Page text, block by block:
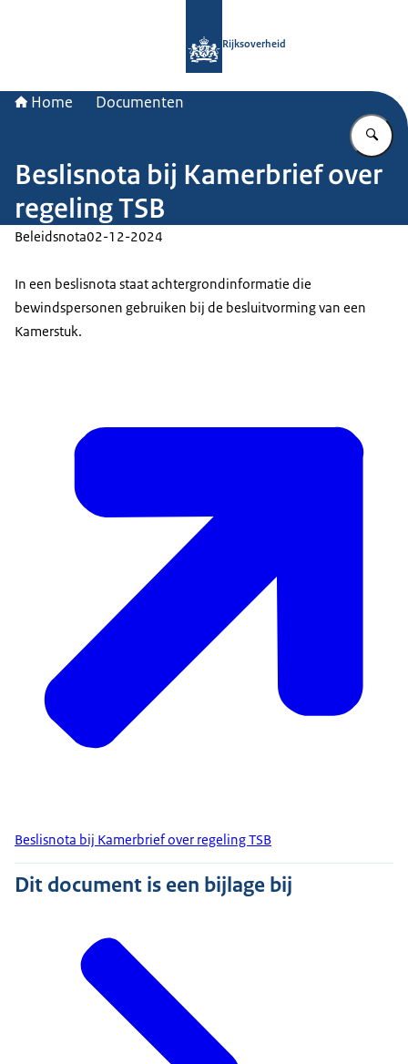
Rijksoverheid
Home Documenten
Beslisnota bij Kamerbrief over
regeling TSB
Beleidsnota02-12-2024
In een beslisnota staat achtergrondinformatie die
bewindspersonen gebruiken bij de besluitvorming van een
Kamerstuk.
Beslisnota bij Kamerbrief over regeling TSB
Dit document is een bijlage bij